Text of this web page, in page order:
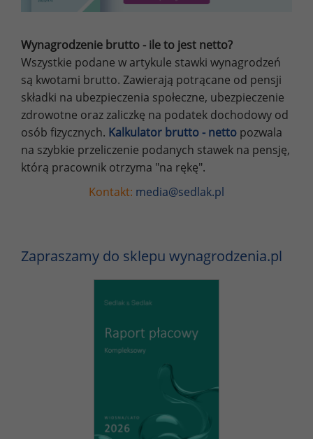
Wynagrodzenie brutto - ile to jest netto?
Wszystkie podane w artykule stawki wynagrodzeń
są kwotami brutto. Zawierają potrącane od pensji
składki na ubezpieczenia społeczne, ubezpieczenie
zdrowotne oraz zaliczkę na podatek dochodowy od
osób fizycznych. Kalkulator brutto - netto pozwala
na szybkie przeliczenie podanych stawek na pensję,
którą pracownik otrzyma "na rękę".
Kontakt: media@sedlak.pl
Zapraszamy do sklepu wynagrodzenia.pl